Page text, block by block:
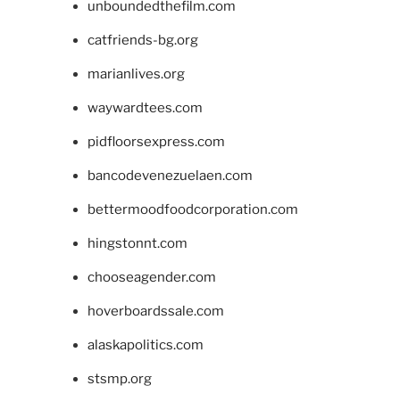
unboundedthefilm.com
catfriends-bg.org
marianlives.org
waywardtees.com
pidfloorsexpress.com
bancodevenezuelaen.com
bettermoodfoodcorporation.com
hingstonnt.com
chooseagender.com
hoverboardssale.com
alaskapolitics.com
stsmp.org